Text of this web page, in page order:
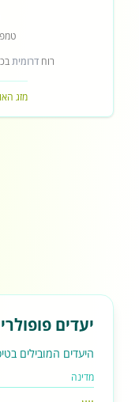
רוחדרומית
מזג
יעדים פופולריים
היעדים המובילים
מדינה